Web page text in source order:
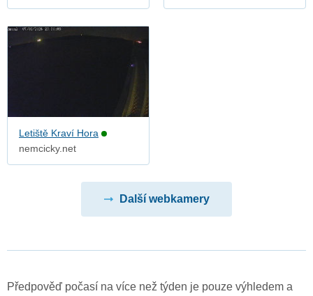
Letiště Kraví Hora
nemcicky.net
Další webkamery
Předpověď počasí na více než týden je pouze výhledem a